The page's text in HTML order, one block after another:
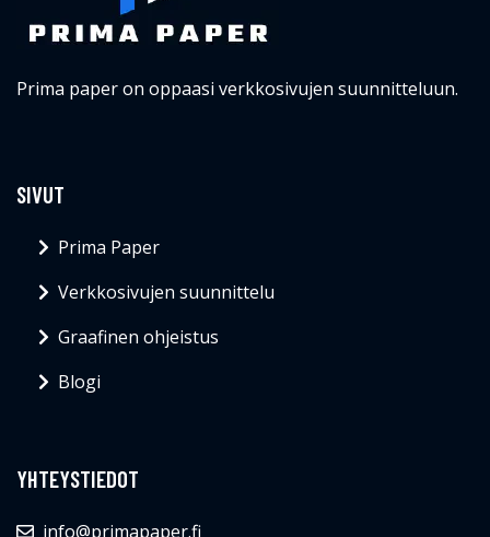
Prima paper on oppaasi verkkosivujen suunnitteluun.
SIVUT
Prima Paper
Verkkosivujen suunnittelu
Graafinen ohjeistus
Blogi
YHTEYSTIEDOT
info@primapaper.fi